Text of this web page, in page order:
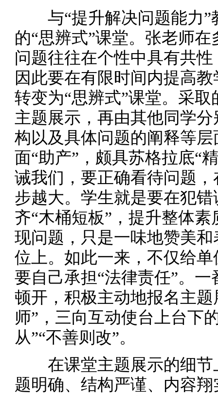
与“提升解决问题能力”
的“思辨式”课堂。张老师
问题往往在个性中具有共
因此要在有限时间内提高
转变为“思辨式”课堂。采
主题展示，再由其他同学
构以及具体问题的阐释等
面“助产”，颇具苏格拉底“
诫我们，要正确看待问题
步越大。学生就是要在犯
齐“木桶短板”，提升整体
现问题，只是一味地赞美
位上。如此一来，不仅给
要自己承担“法律责任”。
顿开，积极主动地报名主
师”，三向互动使台上台下
从”“不善则改”。
在课堂主题展示的细节
题明确、结构严谨、内容